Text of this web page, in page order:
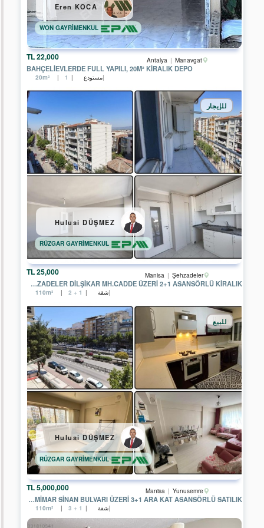
EPA
DİNAMİK
GAYRİMENKUL
EPA
PRESTİJ
2
GAYRİMENKUL
FİLO
GAYRİMENKUL
EPA
YATIRIM
GAYRİMENKUL
IN
GAYRİMENKUL
EPA
YE-
KA
GAYRİMENKUL
EPA
PASTEL
GAYRİMENKUL
EPA
RÜZGAR
GAYRİMENKUL
EPA
YATIRIM
GAYRİMENKUL
EPA
RUZGAR
2
GAYRİMENKUL
EPA
KOÇYİĞİT
GAYRİMENKUL
EPA
İPEKYOL
22,000 TL Antalya Manavgat
BAHÇELIEVLERDE FULL YAPILI, 20M² KIRALIK DEPO
مستودع 20m² 1
Eren KOCA
25,000 TL Manisa Şehzadeler
MANISA ŞEHZADELER DILŞIKAR MH.CADDE ÜZERI 2+1 ASANSÖRLÜ KIRALIK
للإيجار
شقة 110m² 2 + 1
Hulusi DÜŞMEZ
5,000,000 TL Manisa Yunusemre
MANISA MIMAR SINAN BULVARI ÜZERI 3+1 ARA KAT ASANSÖRLÜ SATILIK
للبيع
شقة 110m² 3 + 1
RÜZGAR GAYRİMENKUL
Hulusi DÜŞMEZ